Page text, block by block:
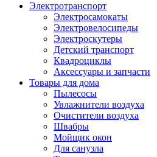
Электротранспорт
Электросамокаты
Электровелосипеды
Электроскутеры
Детский транспорт
Квадроциклы
Аксессуары и запчасти
Товары для дома
Пылесосы
Увлажнители воздуха
Очистители воздуха
Швабры
Мойщик окон
Для санузла